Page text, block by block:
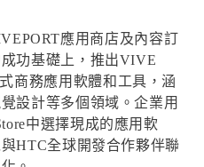
應用商店及內容訂
功基礎上，推出VIVE
商務應用軟體和工具，涵
設計等多個領域。企業用
中選擇現成的應用軟
HTC全球開發合作夥伴聯